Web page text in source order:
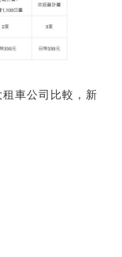
車公司比較，新